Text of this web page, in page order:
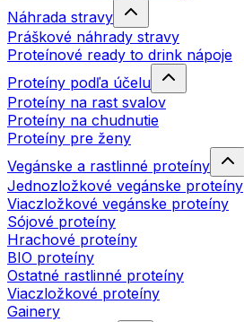
Náhrada stravy
Práškové náhrady stravy
Proteínové ready to drink nápoje
Proteíny podľa účelu
Proteíny na rast svalov
Proteíny na chudnutie
Proteíny pre ženy
Vegánske a rastlinné proteíny
Jednozložkové vegánske proteíny
Viaczložkové vegánske proteíny
Sójové proteíny
Hrachové proteíny
BIO proteíny
Ostatné rastlinné proteíny
Viaczložkové proteíny
Gainery